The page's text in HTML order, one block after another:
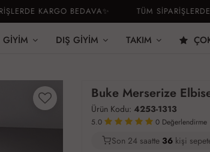
KARGO BEDAVA✨ TÜM SİPARİŞLERDE
GIYIM DIŞ GIYIM TAKIM
Buke Merserize
Ürün Kodu: 4253-1313
5.0 0 Değerlendirme
20 36
Son 24 saatte 13kişi satın